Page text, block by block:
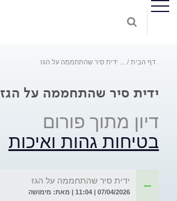
דף הבית ידית סיר שהתחממה על הגז
ידית סיר שהתחממה על הגז
דיון מתוך פורום
בטיחות גהות ואיכות
ידית סיר שהתחממה על הגז
07/04/2026 | 11:04 | מאת: מימושה